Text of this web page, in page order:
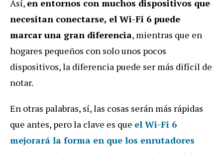
Así, en entornos con muchos dispositivos que
necesitan conectarse, el Wi-Fi 6 puede
marcar una gran diferencia, mientras que en
hogares pequeños con solo unos pocos
dispositivos, la diferencia puede ser más difícil de
notar.
En otras palabras, sí, las cosas serán más rápidas
que antes, pero la clave es que el Wi-Fi 6
mejorará la forma en que los enrutadores